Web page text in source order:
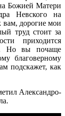
Божией Матери
Невского на
вам, дорогие мои
труд стоит за
приходится
Но вы почаще
благоверному
подскажет, как
Александро-